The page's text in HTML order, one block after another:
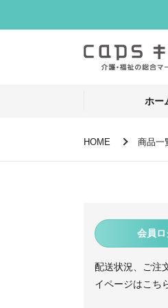
ホー
HOME 商品一
会員
配送状況、ご注
イページはこち